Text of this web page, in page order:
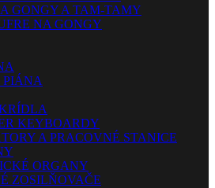
GONGY A TAM-TAMY
NA GONGY
KEYBOARDY
A PRACOVNÉ STANICE
ORGANY
ZOSILŇOVAČE